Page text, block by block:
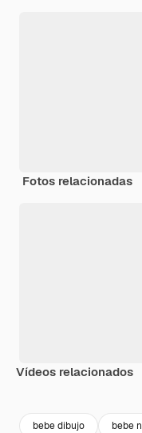
Fotos relacionadas
Vídeos relacionados
bebe dibujo bebe